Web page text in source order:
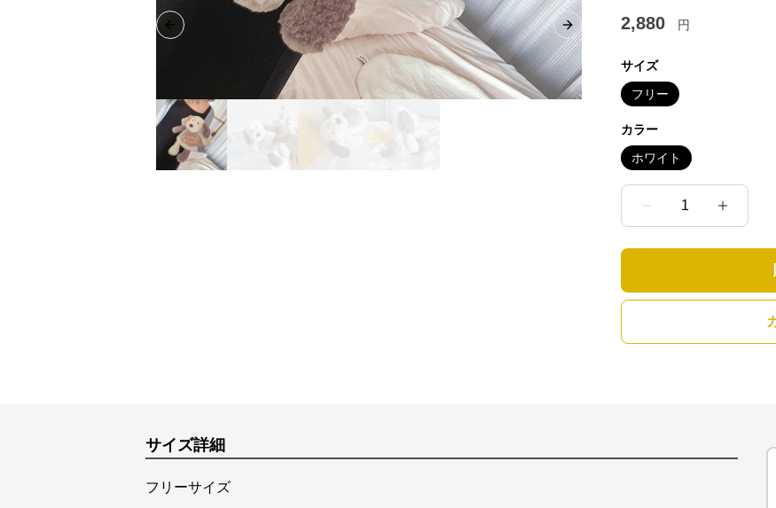
Previous slide Next slide2,880 円
サイズ
フリー
カラー
ホワイト
1
サイズ詳細
フリーサイズ